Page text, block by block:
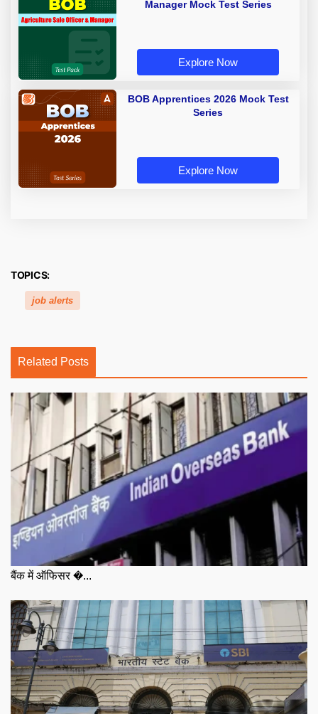
Manager Mock Test Series
Explore Now
BOB Apprentices 2026 Mock Test
Series
Explore Now
TOPICS:
job alerts
Related Posts
बैंक में ऑफिसर �...